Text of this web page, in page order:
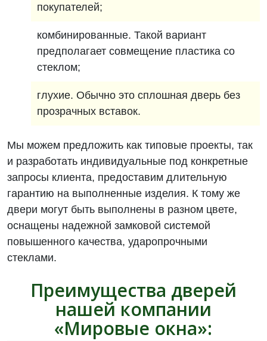
покупателей;
комбинированные. Такой вариант
предполагает совмещение пластика со
стеклом;
глухие. Обычно это сплошная дверь без
прозрачных вставок.
Мы можем предложить как типовые проекты, так
и разработать индивидуальные под конкретные
запросы клиента, предоставим длительную
гарантию на выполненные изделия. К тому же
двери могут быть выполнены в разном цвете,
оснащены надежной замковой системой
повышенного качества, ударопрочными
стеклами.
Преимущества дверей
нашей компании
«Мировые окна»: